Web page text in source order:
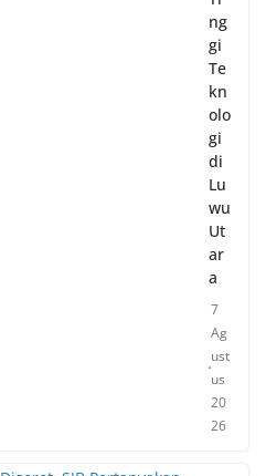
ng
gi
Te
kn
olo
gi
di
Lu
wu
Ut
ar
a
7
Ag
ust
us
20
26